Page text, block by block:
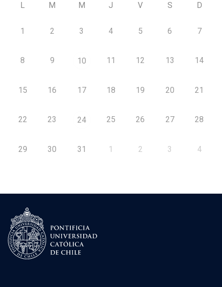
L M M J V S D
1 2 3 4 5 6 7
8 9 10 11 12 13 14
15 16 17 18 19 20 21
22 23 24 25 26 27 28
29 30 31 1 2 3 4